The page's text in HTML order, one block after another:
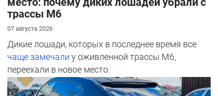
трассы М6
07 августа 2026
Дикие лошади, которых в последнее время все
чаще замечали у оживленной трассы М6,
переехали в новое место.